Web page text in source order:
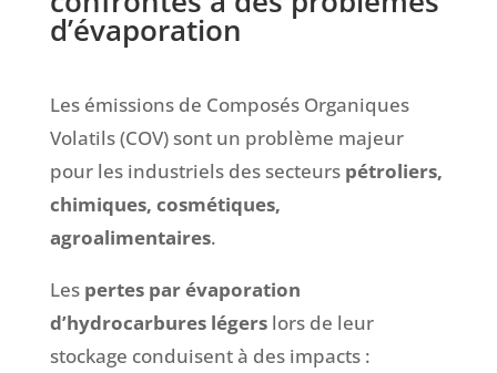
d’évaporation
Les émissions de Composés Organiques
Volatils (COV) sont un problème majeur
pour les industriels des secteurs pétroliers,
chimiques, cosmétiques,
agroalimentaires.
Les pertes par évaporation
d’hydrocarbures légers lors de leur
stockage conduisent à des impacts :